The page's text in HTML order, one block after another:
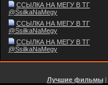
ССЫЛКА НА МЕГУ В ТГ
@SsilkaNaMegy
ССЫЛКА НА МЕГУ В ТГ
@SsilkaNaMegy
ССЫЛКА НА МЕГУ В ТГ
@SsilkaNaMegy
Лучшие фильмы|